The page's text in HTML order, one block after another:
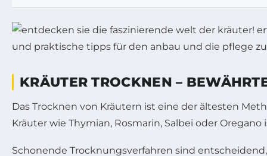
KRÄUTER TROCKNEN –
Das Trocknen von Kräutern ist eine der ältesten
Kräuter wie Thymian, Rosmarin, Salbei oder
Schonende Trocknungsverfahren sind